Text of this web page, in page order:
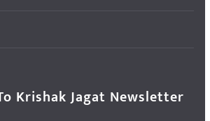
Krishak Jagat Newsletter